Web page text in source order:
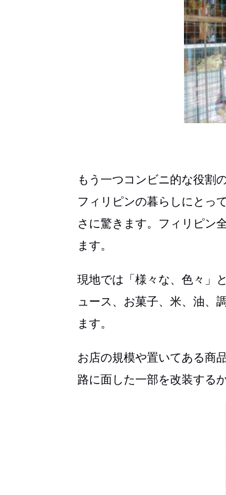
もう一つコンビニ的な役割
フィリピンの暮らしにとっ
さに驚きます。フィリピン
ます。
現地では「様々な、色々」
ュース、お菓子、米、油、
ます。
お店の規模や置いてある商
路に面した一部を改装する